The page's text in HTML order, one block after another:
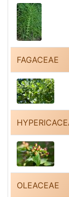
FAGACEAE
OLEACEAE